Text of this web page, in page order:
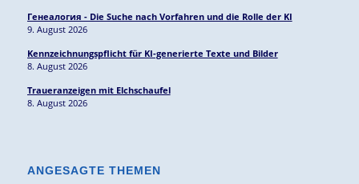
Генеалогия - Die Suche nach Vorfahren und die Rolle der KI
9. August 2026
Kennzeichnungspflicht für KI-generierte Texte und Bilder
8. August 2026
Traueranzeigen mit Elchschaufel
8. August 2026
ANGESAGTE THEMEN